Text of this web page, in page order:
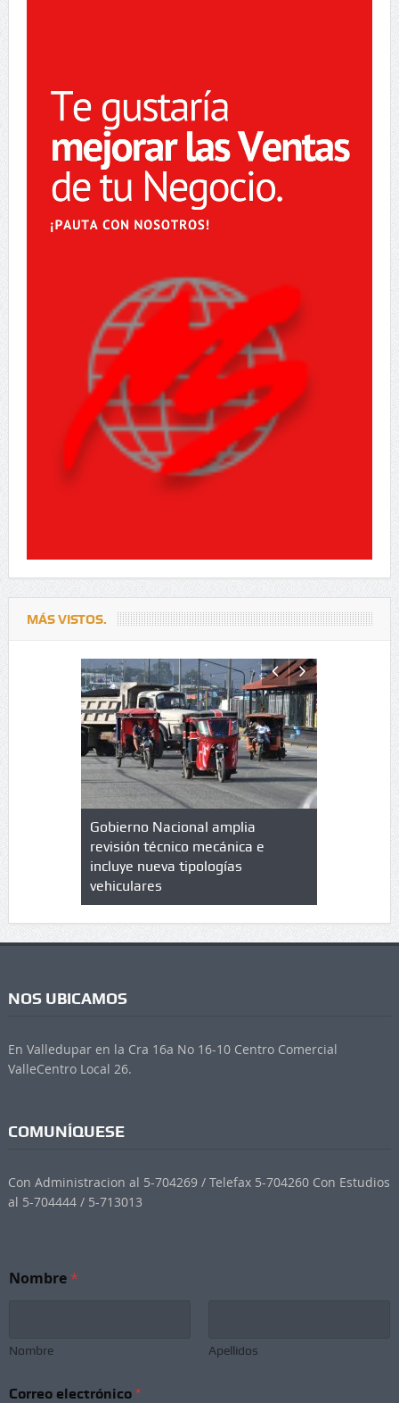
MÁS VISTOS.
de
Gobierno Nacional amplia
revisión técnico mecánica e
incluye nueva tipologías
vehiculares
NOS UBICAMOS
En Valledupar en la Cra 16a No 16-10 Centro Comercial
ValleCentro Local 26.
COMUNÍQUESE
Con Administracion al 5-704269 / Telefax 5-704260 Con Estudios
al 5-704444 / 5-713013
Nombre*
Nombre Apellidos
lCorreo electrónico *